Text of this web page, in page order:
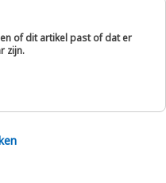
of dit artikel past of dat er
zijn.